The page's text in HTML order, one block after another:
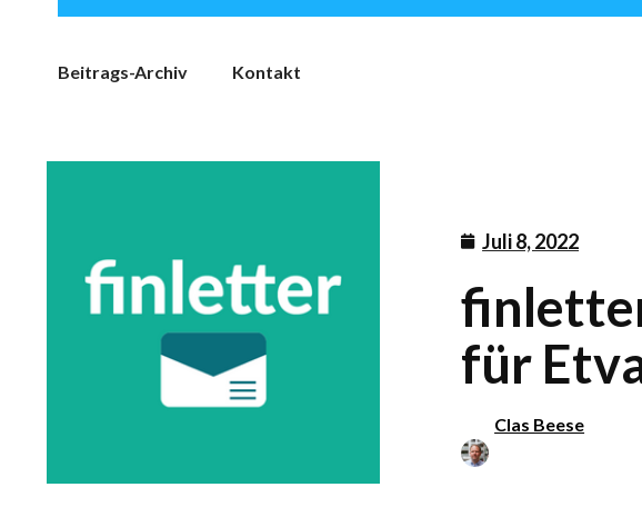
Beitrags-Archiv Kontakt
Juli 8, 2022
für
Clas Beese